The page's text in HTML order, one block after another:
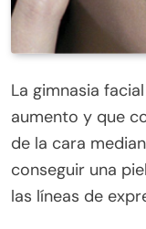
La gimnasia
aumento y que
de la cara
conseguir una
las líneas de